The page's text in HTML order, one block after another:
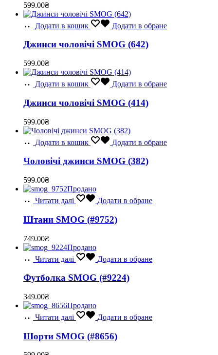
599.00₴
Додати в кошик Додати в обране
Джинси чоловічі SMOG (642)
599.00₴
Додати в кошик Додати в обране
Джинси чоловічі SMOG (414)
599.00₴
Додати в кошик Додати в обране
Чоловічі джинси SMOG (382)
599.00₴
Продано
Читати далі
Додати в обране
Штани SMOG (#9752)
749.00₴
Продано
Читати далі
Додати в обране
Футболка SMOG (#9224)
349.00₴
Продано
Читати далі
Додати в обране
Шорти SMOG (#8656)